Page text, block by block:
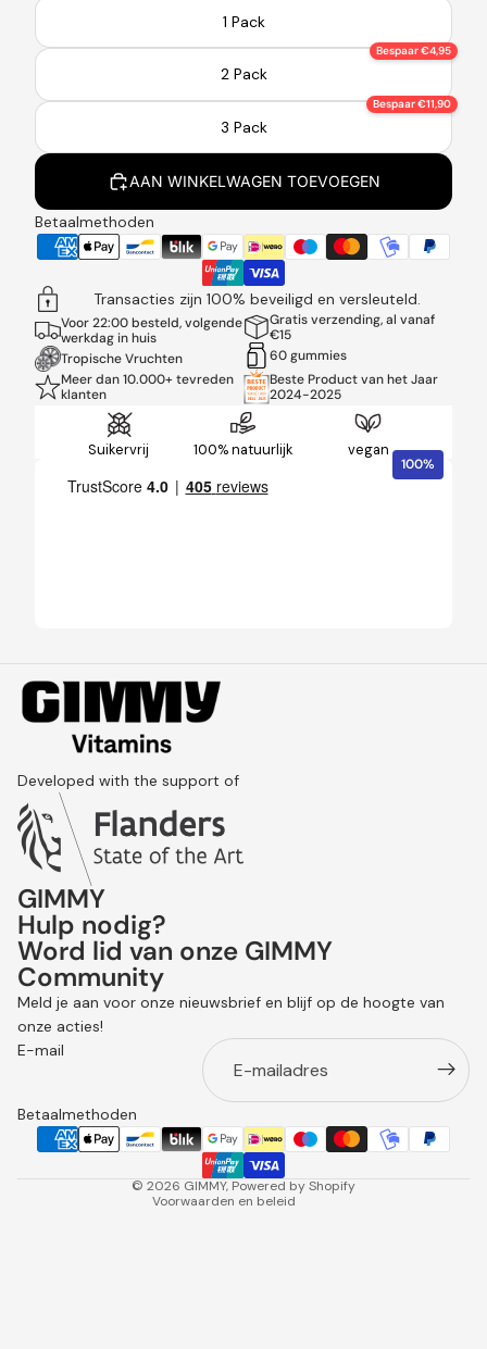
1 Pack
2 Pack
Bespaar €4,95
3 Pack
Bespaar €11,90
AAN WINKELWAGEN TOEVOEGEN
Betaalmethoden
Transacties zijn 100% beveiligd en versleuteld.
Voor 22:00 besteld, volgende
werkdag in huis
Tropische Vruchten
Meer dan 10.000+ tevreden
klanten
Gratis verzending, al vanaf
€15
60 gummies
Beste Product van het Jaar
2024-2025
Suikervrij 100% natuurlijk vegan
100%
Developed with the support of
GIMMY
Hulp nodig?
Word lid van onze GIMMY
Community
Meld je aan voor onze nieuwsbrief en blijf op de hoogte van
onze acties!
E-mail
Betaalmethoden
© 2026 GIMMY, Powered by Shopify
Voorwaarden en beleid
Terugbetalingsbeleid
Privacybeleid
Algemene voorwaarden
Wettelijke kennisgeving